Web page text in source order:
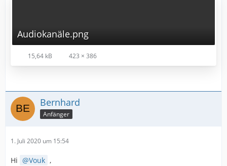
Audiokanäle.png
15,64 kB 423 × 386
Bernhard
Anfänger
1. Juli 2020 um 15:54
Hi Vouk ,